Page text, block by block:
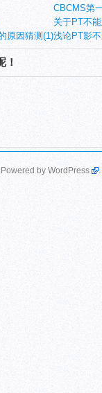
CBCMS第
关于PT不
原因猜测(1)浅论PT影
！
by WordPress